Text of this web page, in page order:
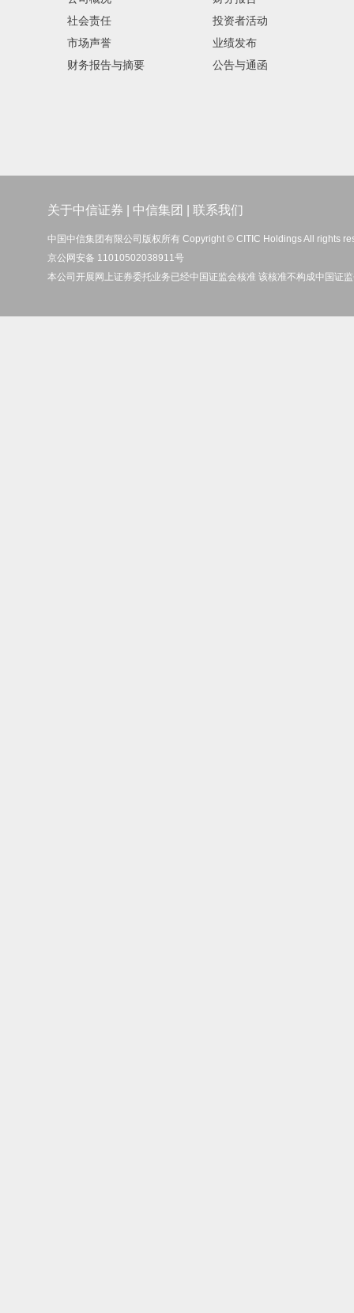
社会责任
市场声誉
财务报告与摘要
投资者活动
业绩发布
公告与通函
关于中信证券 中信集团 联系我们
中国中信集团有限公司版权所有 Copyright © CITIC Holdings All rights
京公网安备 11010502038911号
本公司开展网上证券委托业务已经中国证监会核准 该核准不构成中国证